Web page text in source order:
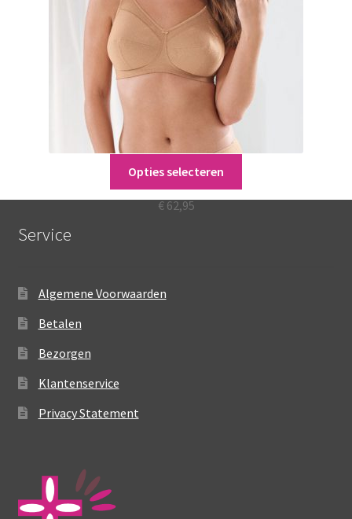
Jana
€62,95
Opties selecteren
heeft
Service
Algemene Voorwaarden
Betalen
Bezorgen
Klantenservice
Privacy Statement